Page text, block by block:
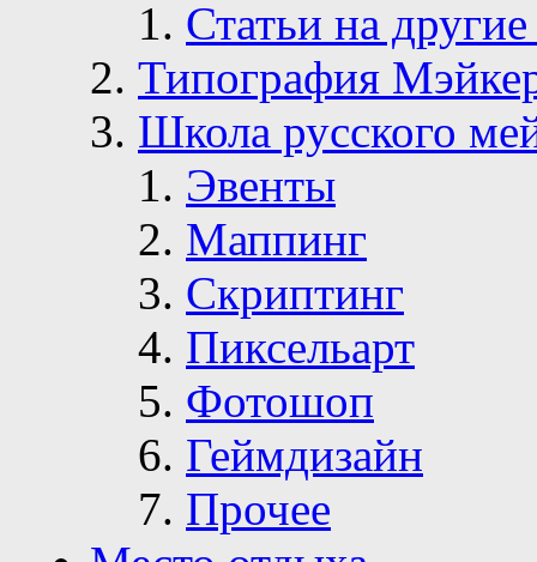
Статьи на
Типография
Школа русского
Эвенты
Маппинг
Скриптинг
Пиксельарт
Фотошоп
Геймдизайн
Прочее